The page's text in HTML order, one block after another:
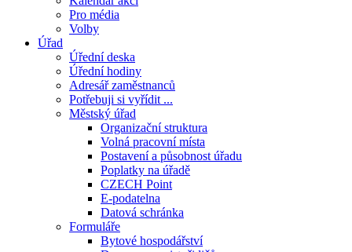
Pro média
Volby
Úřad
Úřední deska
Úřední hodiny
Adresář zaměstnanců
Potřebuji si vyřídit ...
Městský úřad
Organizační struktura
Volná pracovní místa
Postavení a působnost úřadu
Poplatky na úřadě
CZECH Point
E-podatelna
Datová schránka
Formuláře
Bytové hospodářství